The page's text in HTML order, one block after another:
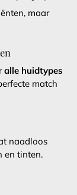
maar
alle huidtypes
match
naadloos
en tinten.